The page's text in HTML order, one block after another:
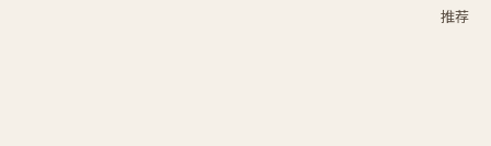
推荐